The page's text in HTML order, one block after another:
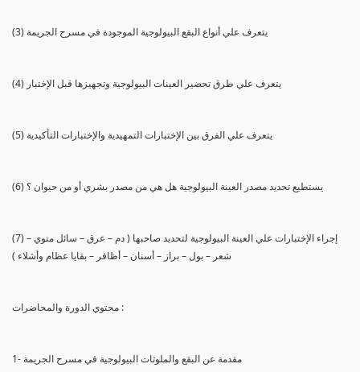
(3) يتعرف علي أنواع البقع البيولوجية الموجودة في مسرح الجريمة
(4) يتعرف علي طرق تحضير العينات البيولوجية وتجهيزها قبل الإختبار
(5) يتعرف علي الفرق بين الإختبارات التمهيدية والإختبارات التأكيدية
(6) يستطيع تحديد مصدر العينة البيولوجية هل هي من مصدر بشري أو من حيوان ؟
(7) إجراء الإختبارات علي العينة البيولوجية لتحديد صاحبها ( دم – عرق – سائل منوي –
شعر – بول – براز – أسنان – أظافر – بقايا عظام وأشلاء )
محتوي الدورة والمحاضرات :
1- مقدمة عن البقع والملوثات البيولوجية في مسرح الجريمة